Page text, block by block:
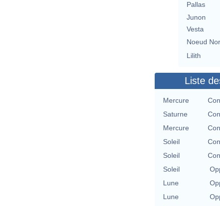
Pallas
Junon
Vesta
Noeud
Lilith
Liste
Mercure
Saturne
Mercure
Soleil
Soleil
Soleil
Lune
Lune